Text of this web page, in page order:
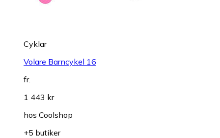
Cyklar
Volare Barncykel 16
fr.
1 443 kr
hos Coolshop
+5 butiker